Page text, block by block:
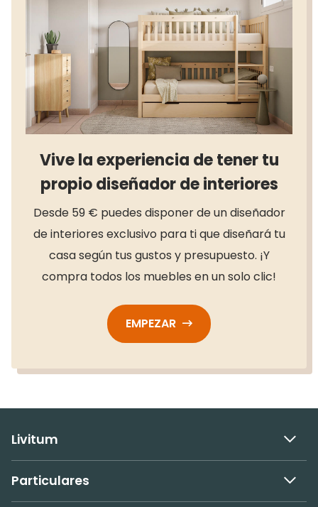
Vive la experiencia de tener tu
propio diseñador de interiores
Desde 59 € puedes disponer de un diseñador
de interiores exclusivo para ti que diseñará tu
casa según tus gustos y presupuesto. ¡Y
compra todos los muebles en un solo clic!
EMPEZAR
Livitum
Particulares